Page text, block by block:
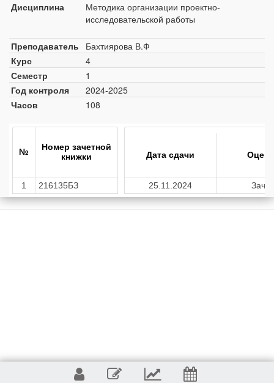
Дисциплина
Методика организации проектно-
исследовательской работы
Преподаватель
Бахтиярова В.Ф
Курс
4
Семестр
1
Год контроля
2024-2025
Часов
108
№
Номер зачетной
книжки
1 216135БЗ
Дата сдачи
25.11.2024 Зачет